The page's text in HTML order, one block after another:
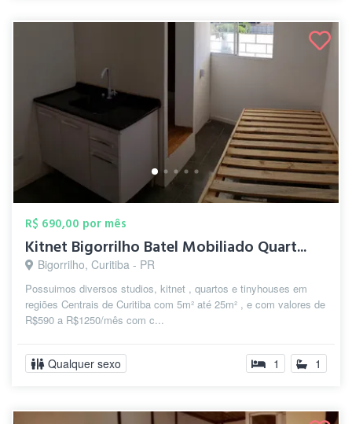
R$ 690,00 por mês
Kitnet Bigorrilho Batel Mobiliado Quart...
Bigorrilho, Curitiba - PR
Possuimos diversos studios, kitnet , quartos e tinyhouses em
regiões Centrais de Curitiba com 5m² até 25m² , e com valores de
R$590 a R$1250/mês com c...
Qualquer sexo 1 1